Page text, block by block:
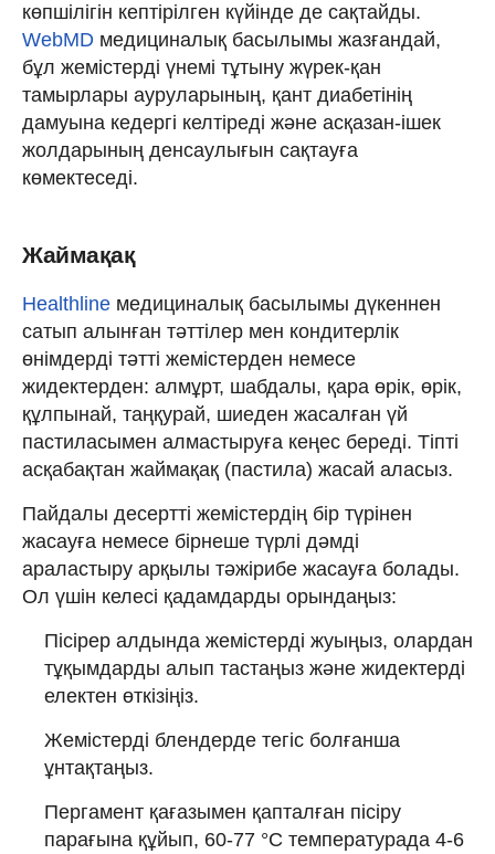
көпшілігін кептірілген күйінде де сақтайды.
WebMD медициналық басылымы жазғандай,
бұл жемістерді үнемі тұтыну жүрек-қан
тамырлары ауруларының, қант диабетінің
дамуына кедергі келтіреді және асқазан-ішек
жолдарының денсаулығын сақтауға
көмектеседі.
Жаймақақ
Healthline медициналық басылымы дүкеннен
сатып алынған тәттілер мен кондитерлік
өнімдерді тәтті жемістерден немесе
жидектерден: алмұрт, шабдалы, қара өрік, өрік,
құлпынай, таңқурай, шиеден жасалған үй
пастиласымен алмастыруға кеңес береді. Тіпті
асқабақтан жаймақақ (пастила) жасай аласыз.
Пайдалы десертті жемістердің бір түрінен
жасауға немесе бірнеше түрлі дәмді
араластыру арқылы тәжірибе жасауға болады.
Ол үшін келесі қадамдарды орындаңыз:
Пісірер алдында жемістерді жуыңыз, олардан
тұқымдарды алып тастаңыз және жидектерді
електен өткізіңіз.
Жемістерді блендерде тегіс болғанша
ұнтақтаңыз.
Пергамент қағазымен қапталған пісіру
парағына құйып, 60-77 °C температурада 4-6